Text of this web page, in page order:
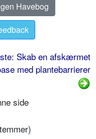
Havebog
Skab en afskærmet
med plantebarrierer
side